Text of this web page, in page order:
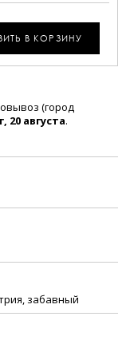
В КОРЗИНУ
(город
20 августа.
забавный